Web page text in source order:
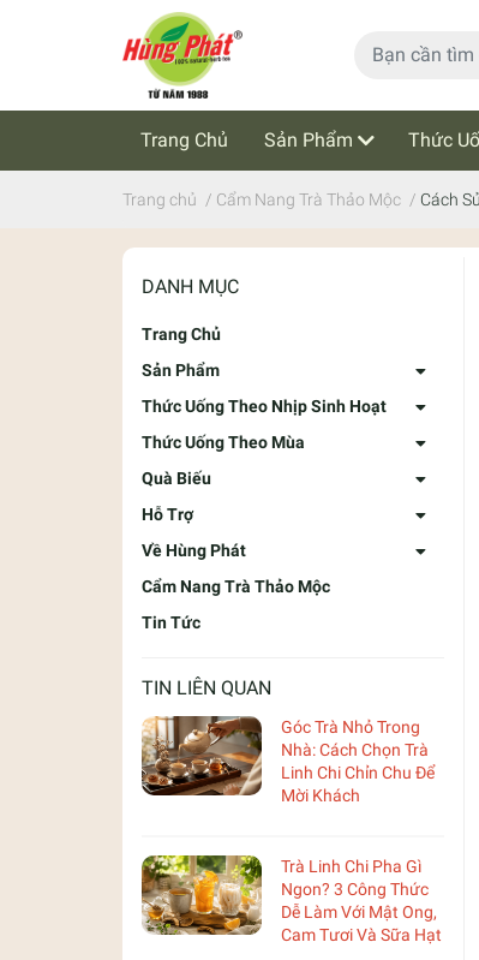
Trang Chủ Sản Phẩm Thức
Cẩm Nang Trà Thảo Mộc Tin Tức
Trang chủ / Cẩm Nang Trà Thảo Mộc / Cách
DANH MỤC
Trang Chủ
Sản Phẩm
Thức Uống Theo Nhịp Sinh Hoạt
Thức Uống Theo Mùa
Quà Biếu
Hỗ Trợ
Về Hùng Phát
Cẩm Nang Trà Thảo Mộc
Tin Tức
TIN LIÊN QUAN
Góc Trà Nhỏ Trong
Nhà: Cách Chọn Trà
Linh Chi Chỉn Chu Để
Mời Khách
Trà Linh Chi Pha Gì
Ngon? 3 Công Thức
Dễ Làm Với Mật Ong,
Cam Tươi Và Sữa Hạt